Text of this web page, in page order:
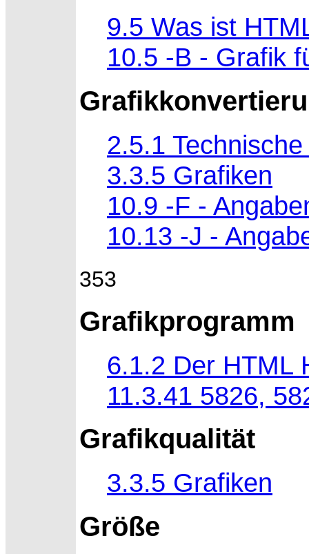
9.5 Was ist
10.5 -B - Grafik
2.5.1
3.3.5 Grafiken
10.9 -F -
10.13 -J -
353
Grafikprogramm
6.1.2 Der HTML
11.3.41 5826,
Grafikqualität
3.3.5 Grafiken
Größe